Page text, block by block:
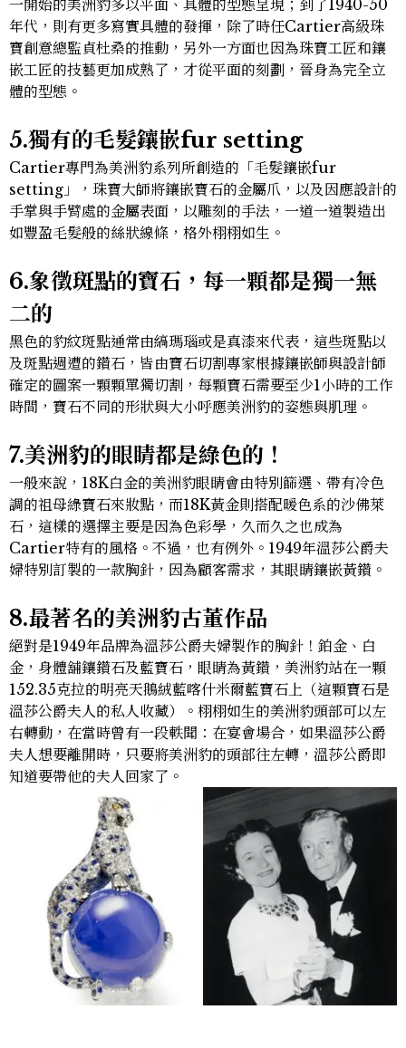
一開始的美洲豹多以平面、具體的型態呈現；到了1940-50
年代，則有更多寫實具體的發揮，除了時任Cartier高級珠
寶創意總監貞杜桑的推動，另外一方面也因為珠寶工匠和鑲
嵌工匠的技藝更加成熟了，才從平面的刻劃，晉身為完全立
體的型態。
5.獨有的毛髮鑲嵌fur setting
Cartier專門為美洲豹系列所創造的「毛髮鑲嵌fur
setting」，珠寶大師將鑲嵌寶石的金屬爪，以及因應設計的
手掌與手臂處的金屬表面，以雕刻的手法，一道一道製造出
如豐盈毛髮般的絲狀線條，格外栩栩如生。
6.象徵斑點的寶石，每一顆都是獨一無
二的
黑色的豹紋斑點通常由縞瑪瑙或是真漆來代表，這些斑點以
及斑點週遭的鑽石，皆由寶石切割專家根據鑲嵌師與設計師
確定的圖案一顆顆單獨切割，每顆寶石需要至少1小時的工作
時間，寶石不同的形狀與大小呼應美洲豹的姿態與肌理。
7.美洲豹的眼睛都是綠色的！
一般來說，18K白金的美洲豹眼睛會由特別篩選、帶有冷色
調的祖母綠寶石來妝點，而18K黃金則搭配暖色系的沙佛萊
石，這樣的選擇主要是因為色彩學，久而久之也成為
Cartier特有的風格。不過，也有例外。1949年溫莎公爵夫
婦特別訂製的一款胸針，因為顧客需求，其眼睛鑲嵌黃鑽。
8.最著名的美洲豹古董作品
絕對是1949年品牌為溫莎公爵夫婦製作的胸針！鉑金、白
金，身體舖鑲鑽石及藍寶石，眼睛為黃鑽，美洲豹站在一顆
152.35克拉的明亮天鵝絨藍喀什米爾藍寶石上（這顆寶石是
溫莎公爵夫人的私人收藏）。栩栩如生的美洲豹頭部可以左
右轉動，在當時曾有一段軼聞：在宴會場合，如果溫莎公爵
夫人想要離開時，只要將美洲豹的頭部往左轉，溫莎公爵即
知道要帶他的夫人回家了。